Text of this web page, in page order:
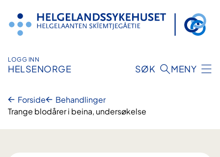
innhold
LOGG INN
HELSENORGE SØK MENY
Forside
Behandlinger
Trange blodårer i beina, undersøkelse